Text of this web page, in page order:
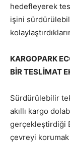
hedefleyerek
işini
KARGOPARK
BİR TESLİMAT
Sürdürülebilir
akıllı kargo
gerçekleştirdiği
çevreyi